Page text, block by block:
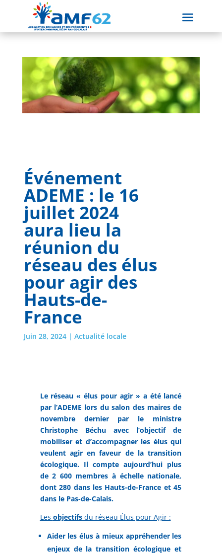
Événement
ADEME : le 16
juillet 2024
aura lieu la
réunion du
réseau des élus
pour agir des
Hauts-de-
France
Juin 28, 2024| Actualité locale
Le réseau « élus pour agir » a été lancé
par l’ADEME lors du salon des maires de
novembre dernier par le ministre
Christophe Béchu avec l’objectif de
mobiliser et d’accompagner les élus qui
veulent agir en faveur de la transition
écologique. Il compte aujourd’hui plus
de 2 600 membres à échelle nationale,
dont 280 dans les Hauts-de-France et 45
dans le Pas-de-Calais.
Les objectifsdu réseau Élus pour Agir :
Aider les élus à mieux appréhender les
enjeux de la transition écologique et